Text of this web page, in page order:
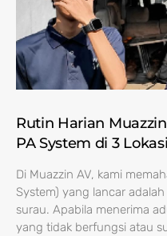
Rutin Harian
PA System di 3
Di Muazzin AV, kami
System) yang lancar
surau. Apabila menerima
yang tidak berfungsi atau